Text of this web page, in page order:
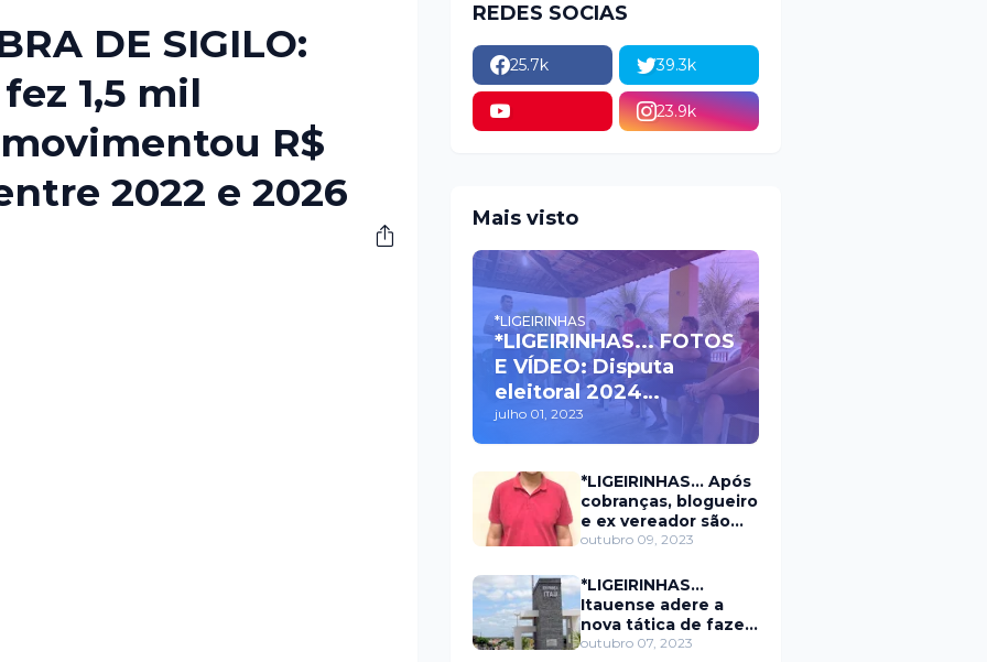
DE SIGILO:
1,5 mil
R$
2022 e 2026
REDES SOCIAS
25.7k 39.3k
23.9k
Mais visto
*LIGEIRINHAS
*LIGEIRINHAS... FOTOS
E VÍDEO: Disputa
eleitoral 2024
movimenta políticos
da oposição em Itaú na
escolha do candidato
a prefeito
julho 01, 2023
*LIGEIRINHAS... Após
cobranças, blogueiro
e ex vereador são
xingados pelo
prefeitura de Itaú
outubro 09, 2023
*LIGEIRINHAS...
Itauense adere a
nova tática de fazer
exame através de
outubro 07, 2023